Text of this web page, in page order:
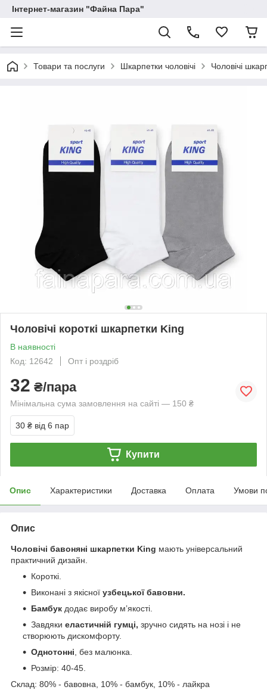
Інтернет-магазин "Файна Пара"
Товари та послуги Шкарпетки чоловічі Чоловічі
Чоловічі короткі шкарпетки King
В наявності
Код: 12642
Опт і роздріб
32 ₴/пара
Мінімальна сума замовлення на сайті — 150 ₴
30 ₴ від 6 пар
Купити
Опис Характеристики Доставка Оплата Умови
Опис
Чоловічі бавоняні шкарпетки King мають універсальний
практичний дизайн.
Короткі.
Виконані з якісної узбецької бавовни.
Бамбук додає виробу мʼякості.
Завдяки еластичній гумці, зручно сидять на нозі і не
створюють дискомфорту.
Однотонні , без малюнка.
Розмір: 40-45.
Склад: 80% - бавовна, 10% - бамбук, 10% - лайкра